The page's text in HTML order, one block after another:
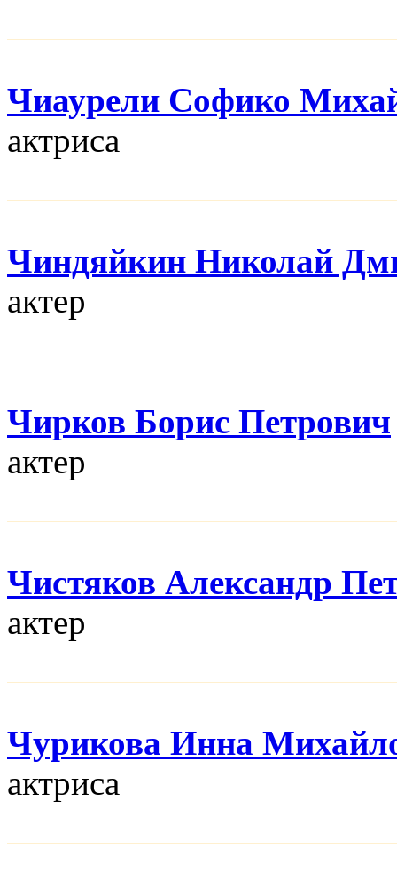
Чиаурели Софико
актриса
Чиндяйкин Николай
актер
Чирков Борис Петрович
актер
Чистяков Александр
актер
Чурикова Инна
актриса